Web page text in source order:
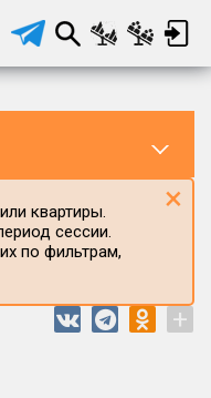
квартиры.
сессии.
по фильтрам,
×
+